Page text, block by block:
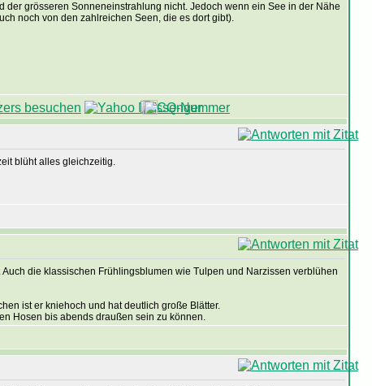
der grösseren Sonneneinstrahlung nicht. Jedoch wenn ein See in der Nähe
noch von den zahlreichen Seen, die es dort gibt).
blüht alles gleichzeitig.
die klassischen Frühlingsblumen wie Tulpen und Narzissen verblühen
ist er kniehoch und hat deutlich große Blätter.
Hosen bis abends draußen sein zu können.